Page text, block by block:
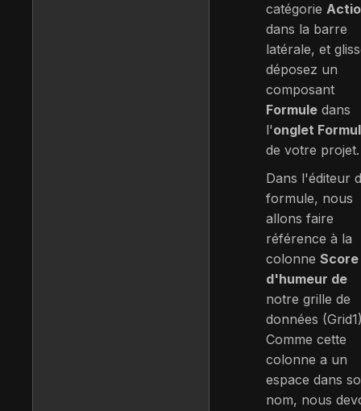
catégorie
dans la barre
latérale, et
déposez un
composant
Formule dans
l'onglet
de votre projet.
Dans l'éditeur
formule, nous
allons faire
référence à la
colonne Score
d'humeur de
notre grille de
données
Comme cette
colonne a un
espace dans
nom, nous